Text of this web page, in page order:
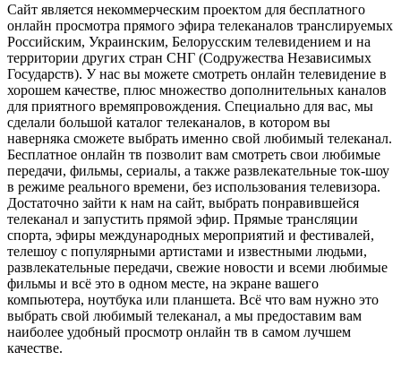
Сайт является некоммерческим проектом для бесплатного
онлайн просмотра прямого эфира телеканалов транслируемых
Российским, Украинским, Белорусским телевидением и на
территории других стран СНГ (Содружества Независимых
Государств). У нас вы можете смотреть онлайн телевидение в
хорошем качестве, плюс множество дополнительных каналов
для приятного времяпровождения. Специально для вас, мы
сделали большой каталог телеканалов, в котором вы
наверняка сможете выбрать именно свой любимый телеканал.
Бесплатное онлайн тв позволит вам смотреть свои любимые
передачи, фильмы, сериалы, а также развлекательные ток-шоу
в режиме реального времени, без использования телевизора.
Достаточно зайти к нам на сайт, выбрать понравившейся
телеканал и запустить прямой эфир. Прямые трансляции
спорта, эфиры международных мероприятий и фестивалей,
телешоу с популярными артистами и известными людьми,
развлекательные передачи, свежие новости и всеми любимые
фильмы и всё это в одном месте, на экране вашего
компьютера, ноутбука или планшета. Всё что вам нужно это
выбрать свой любимый телеканал, а мы предоставим вам
наиболее удобный просмотр онлайн тв в самом лучшем
качестве.